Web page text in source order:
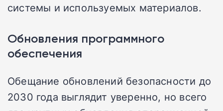
системы и используемых материалов.
Обновления программного
обеспечения
Обещание обновлений безопасности до
2030 года выглядит уверенно, но всего